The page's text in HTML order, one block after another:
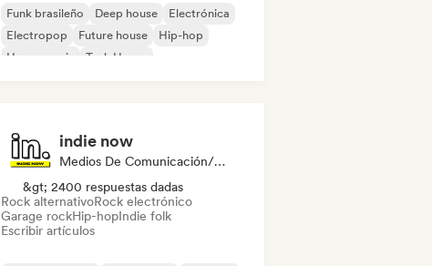
Funk brasileño Deep house
Electrónica
Electropop
Future house
Hip-hop
House music
Tech House
indie now
Medios De Comunicación/Periodista
&gt; 2400 respuestas dadas
Rock alternativoRock electrónico
Garage rockHip-hopIndie folk
Escribir artículos